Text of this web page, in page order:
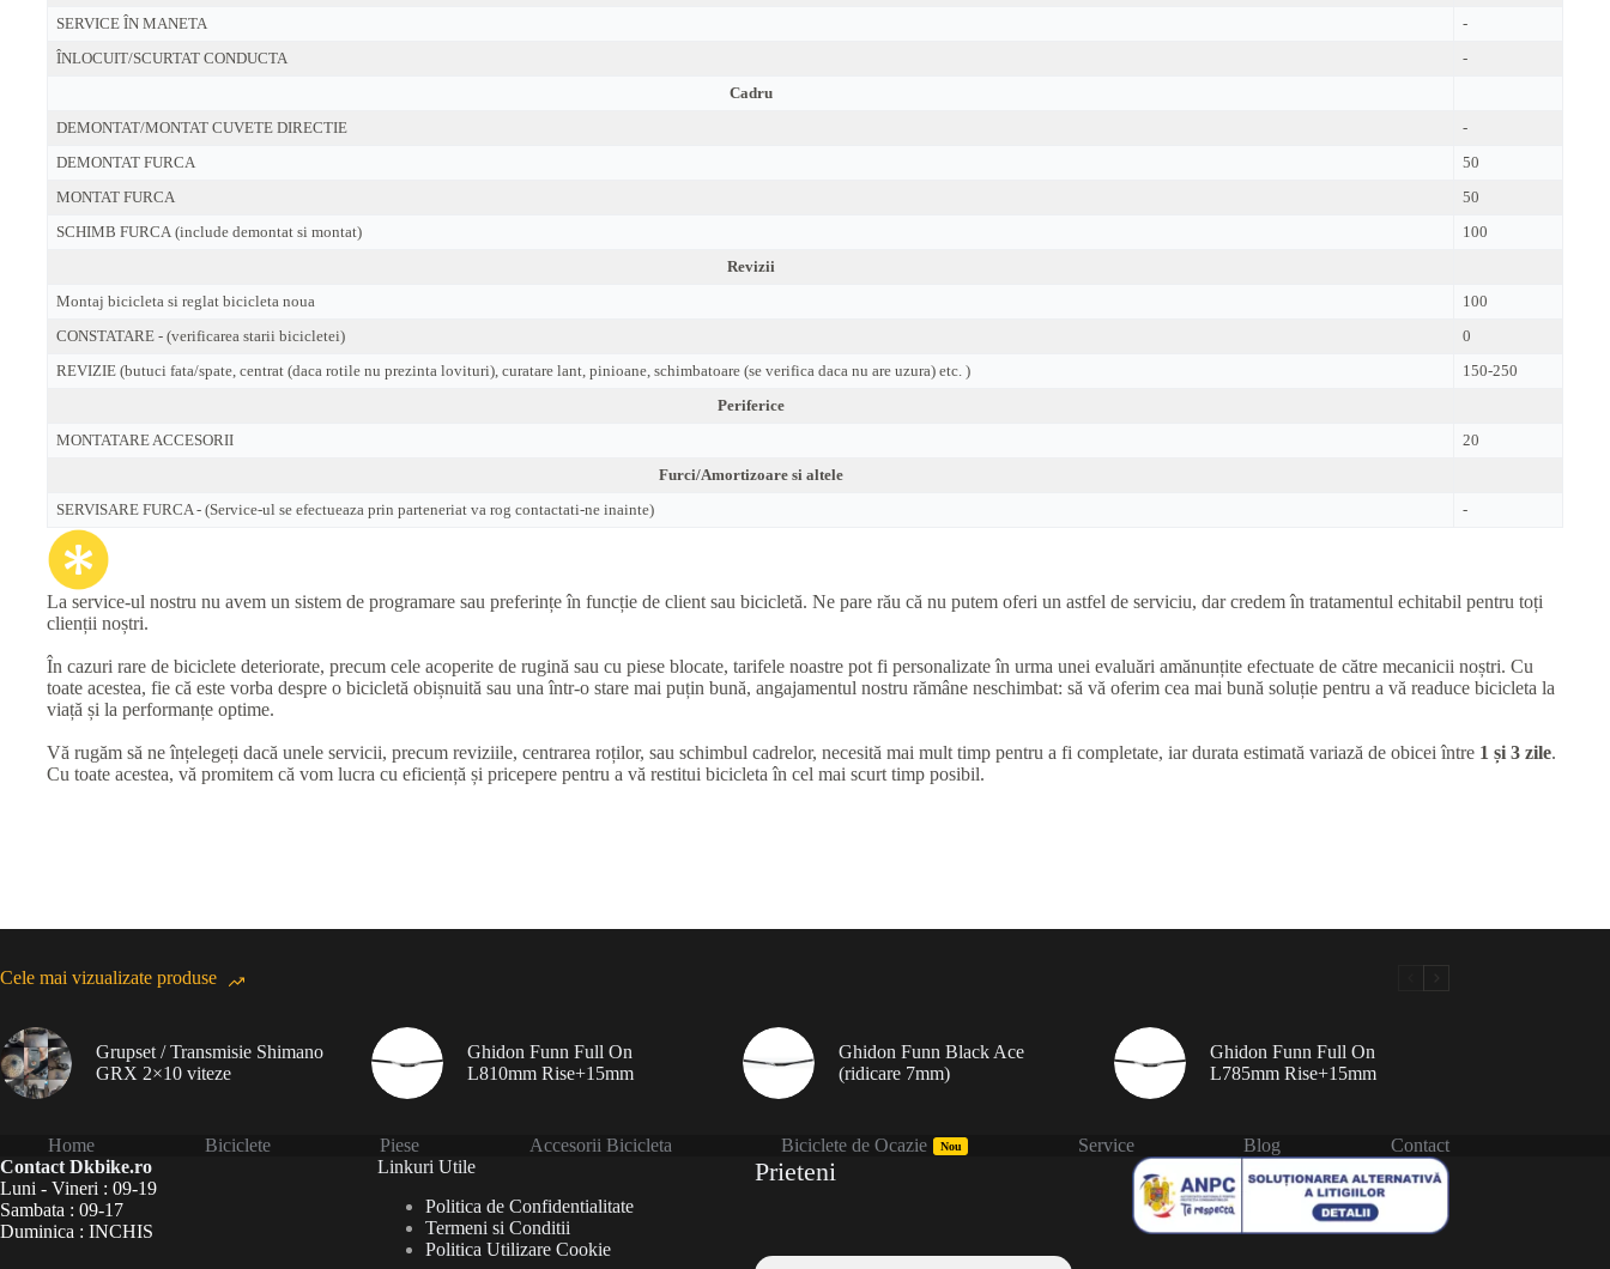
SERVICE ÎN MANETA
-
ÎNLOCUIT/SCURTAT CONDUCTA
-
Cadru
DEMONTAT/MONTAT CUVETE DIRECTIE
-
DEMONTAT FURCA
50
MONTAT FURCA
50
SCHIMB FURCA (include demontat si montat)
100
Revizii
Montaj bicicleta si reglat bicicleta noua
100
CONSTATARE - (verificarea starii bicicletei)
0
REVIZIE (butuci fata/spate, centrat (daca rotile nu prezinta lovituri), curatare lant, pinioane, schimbatoare (se verifica daca nu are uzura) etc. )
150-250
Periferice
MONTATARE ACCESORII
20
Furci/Amortizoare si altele
SERVISARE FURCA - (Service-ul se efectueaza prin parteneriat va rog contactati-ne inainte)
-
La service-ul nostru nu avem un sistem de programare sau preferințe în funcție de client sau bicicletă. Ne pare rău că nu putem oferi un astfel de serviciu, dar credem în tratamentul echitabil pentru toți
clienții noștri.
În cazuri rare de biciclete deteriorate, precum cele acoperite de rugină sau cu piese blocate, tarifele noastre pot fi personalizate în urma unei evaluări amănunțite efectuate de către mecanicii noștri. Cu
toate acestea, fie că este vorba despre o bicicletă obișnuită sau una într-o stare mai puțin bună, angajamentul nostru rămâne neschimbat: să vă oferim cea mai bună soluție pentru a vă readuce bicicleta la
viață și la performanțe optime.
Vă rugăm să ne înțelegeți dacă unele servicii, precum reviziile, centrarea roților, sau schimbul cadrelor, necesită mai mult timp pentru a fi completate, iar durata estimată variază de obicei între 1 și 3 zile.
Cu toate acestea, vă promitem că vom lucra cu eficiență și pricepere pentru a vă restitui bicicleta în cel mai scurt timp posibil.
Cele mai vizualizate produse
Grupset / Transmisie Shimano
GRX 2×10 viteze
Ghidon Funn Full On
L810mm Rise+15mm
Ghidon Funn Black Ace
(ridicare 7mm)
Ghidon Funn Full On
L785mm Rise+15mm
Home Biciclete Piese Accesorii Bicicleta Biciclete de Ocazie Nou Service Blog
Contact
Contact Dkbike.ro
Luni - Vineri : 09-19
Sambata : 09-17
Duminica : INCHIS
Linkuri Utile
Politica de Confidentialitate
Termeni si Conditii
Politica Utilizare Cookie
Prieteni